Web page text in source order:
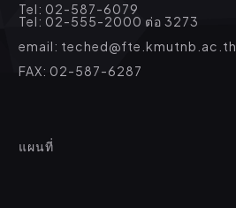
Tel: 02-587-6079
Tel: 02-555-2000 ต่อ 3273
email: teched@fte.kmutnb.ac.th
FAX: 02-587-6287
แผนที่